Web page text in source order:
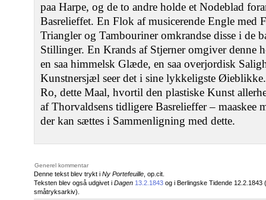
paa Harpe, og de to andre holde et Nodeblad
Basrelieffet. En Flok af musicerende Engle med
Triangler og Tambouriner omkrandse disse i de
Stillinger. En Krands af Stjerner omgiver denne
en saa himmelsk Glæde, en saa overjordisk
Kunstnersjæl seer det i sine lykkeligste
Ro, dette Maal, hvortil den plastiske Kunst
af Thorvaldsens tidligere Basrelieffer ‒ maaskee
der kan sættes i Sammenligning med dette.
Generel kommentar
Denne tekst blev trykt i Ny Portefeuille , op.cit.
Teksten blev også udgivet i Dagen 13.2.1843 og i Berlingske Tidende
småtryksarkiv).